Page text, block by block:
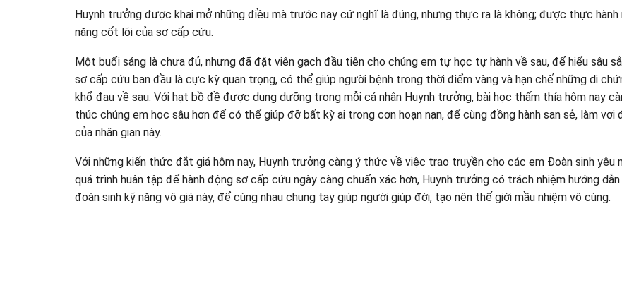
Huynh trưởng được khai mở những điều mà trước nay cứ nghĩ là đúng, nhưng thực ra là không; được thực hành
năng cốt lõi của sơ cấp cứu.
Một buổi sáng là chưa đủ, nhưng đã đặt viên gạch đầu tiên cho chúng em tự học tự hành về sau, để hiểu sâu
sơ cấp cứu ban đầu là cực kỳ quan trọng, có thể giúp người bệnh trong thời điểm vàng và hạn chế những di
khổ đau về sau. Với hạt bồ đề được dung dưỡng trong mỗi cá nhân Huynh trưởng, bài học thấm thía hôm nay
thúc chúng em học sâu hơn để có thể giúp đỡ bất kỳ ai trong cơn hoạn nạn, để cùng đồng hành san sẻ, làm vơi
của nhân gian này.
Với những kiến thức đắt giá hôm nay, Huynh trưởng càng ý thức về việc trao truyền cho các em Đoàn sinh yêu
quá trình huân tập để hành động sơ cấp cứu ngày càng chuẩn xác hơn, Huynh trưởng có trách nhiệm hướng
đoàn sinh kỹ năng vô giá này, để cùng nhau chung tay giúp người giúp đời, tạo nên thế giới mầu nhiệm vô cùng.